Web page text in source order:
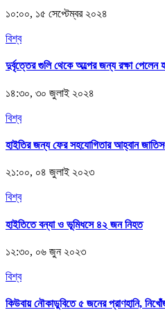
১০:০০, ১৫ সেপ্টেম্বর ২০২৪
বিশ্ব
দুর্বৃত্তের গুলি থেকে অল্পের জন্য রক্ষা পেলেন
১৪:৩০, ৩০ জুলাই ২০২৪
বিশ্ব
হাইতির জন্য ফের সহযোগিতার আহ্বান
২১:০০, ০৪ জুলাই ২০২৩
বিশ্ব
হাইতিতে বন্যা ও ভূমিধসে ৪২ জন নিহত
১২:৩০, ০৬ জুন ২০২৩
বিশ্ব
কিউবায় নৌকাডুবিতে ৫ জনের প্রাণহানি,